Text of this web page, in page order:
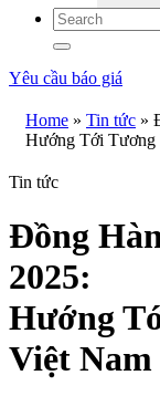
Yêu cầu báo giá
Home » Tin tức »
Hướng Tới Tương
Tin tức
Đồng
2025:
Hướng
Việt Nam